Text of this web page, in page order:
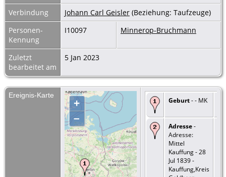
Verbindung
Johann Carl Geisler (Beziehung: Taufzeuge)
Personen-
Kennung
I10097 Minnerop-Bruchmann
Zuletzt
bearbeitet am
5 Jan 2023
Ereignis-Karte
+
–
Geburt- - MK
Adresse-
Adresse:
Mittel
Kauffung - 28
Jul 1839 -
Kauffung,Kreis